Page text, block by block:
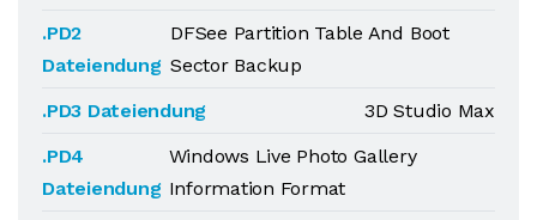
.PD2
Dateiendung
DFSee Partition Table And Boot
Sector Backup
.PD3 Dateiendung
3D Studio Max
.PD4
Dateiendung
Windows Live Photo Gallery
Information Format